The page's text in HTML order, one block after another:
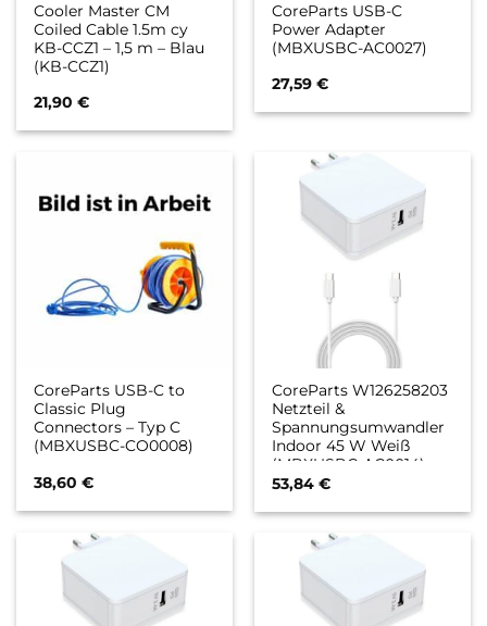
Cooler Master CM
Coiled Cable 1.5m cy
KB-CCZ1 – 1,5 m – Blau
(KB-CCZ1)
21,90€
CoreParts USB-C
Power Adapter
(MBXUSBC-AC0027)
27,59€
CoreParts USB-C to
Classic Plug
Connectors – Typ C
(MBXUSBC-CO0008)
38,60€
CoreParts W126258203
Netzteil &
Spannungsumwandler
Indoor 45 W Weiß
(MBXUSBC-AC0014)
53,84€